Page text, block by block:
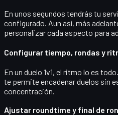
En unos segundos tendrás tu
configurado. Aun así, más
personalizar cada aspecto para
Configurar tiempo, rondas y
En un duelo 1v1, el ritmo lo es
te permite encadenar duelos sin
concentración.
Ajustar roundtime y final de